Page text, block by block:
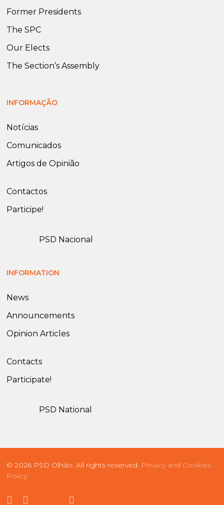
Former Presidents
The SPC
Our Elects
The Section’s Assembly
INFORMAÇÃO
Notícias
Comunicados
Artigos de Opinião
Contactos
Participe!
PSD Nacional
INFORMATION
News
Announcements
Opinion Articles
Contacts
Participate!
PSD National
© 2026 PSD Olhão. All rights reserved. Privacy and Cookies
Policy